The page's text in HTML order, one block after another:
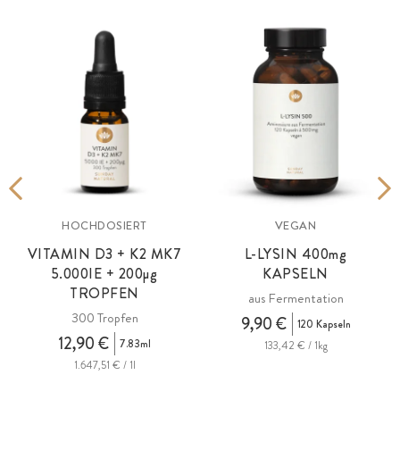
HOCHDOSIERT
VITAMIN D3 + K2 MK7
5.000IE + 200µg
TROPFEN
300 Tropfen
12,90 €
7.83ml
1.647,51 € / 1l
VEGAN
L-LYSIN 400mg
KAPSELN
aus Fermentation
9,90 €
120 Kapseln
133,42 € / 1kg